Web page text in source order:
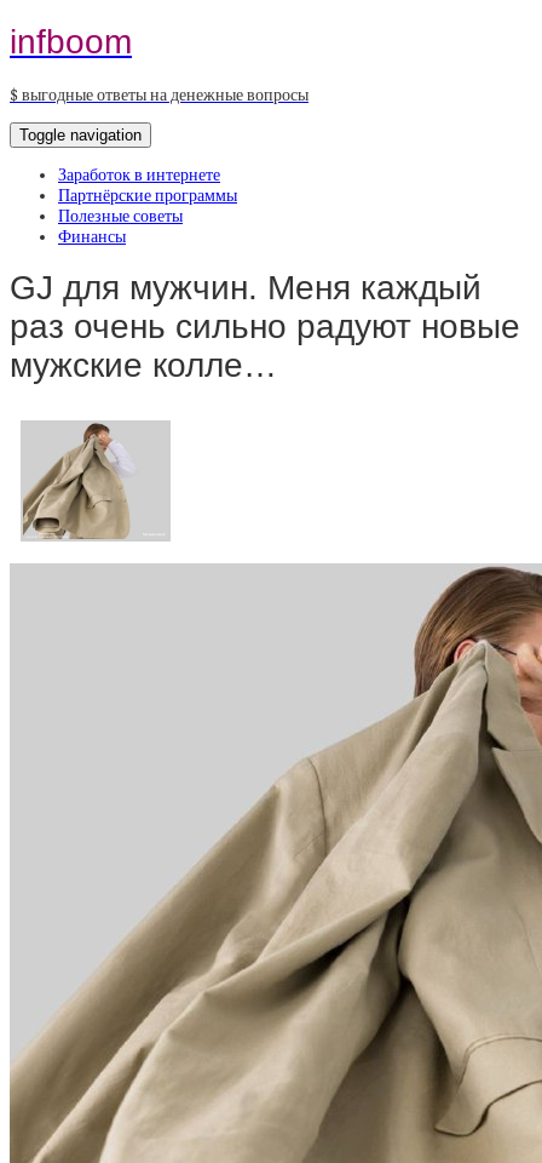
infboom
$ выгодные ответы на денежные вопросы
Toggle navigation
Заработок в интернете
Партнёрские программы
Полезные советы
Финансы
GJ для мужчин. Меня каждый
раз очень сильно радуют новые
мужские колле…